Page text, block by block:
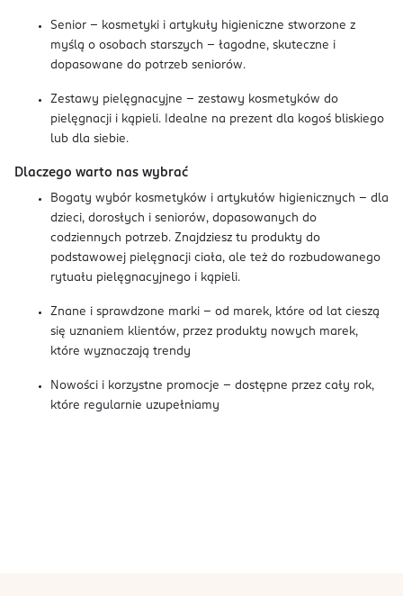
Senior – kosmetyki i artykuły higieniczne stworzone z
myślą o osobach starszych – łagodne, skuteczne i
dopasowane do potrzeb seniorów.
Zestawy pielęgnacyjne - zestawy kosmetyków do
pielęgnacji i kąpieli. Idealne na prezent dla kogoś bliskiego
lub dla siebie.
Dlaczego warto nas wybrać
Bogaty wybór kosmetyków i artykułów higienicznych – dla
dzieci, dorosłych i seniorów, dopasowanych do
codziennych potrzeb. Znajdziesz tu produkty do
podstawowej pielęgnacji ciała, ale też do rozbudowanego
rytuału pielęgnacyjnego i kąpieli.
Znane i sprawdzone marki – od marek, które od lat cieszą
się uznaniem klientów, przez produkty nowych marek,
które wyznaczają trendy
Nowości i korzystne promocje – dostępne przez cały rok,
które regularnie uzupełniamy